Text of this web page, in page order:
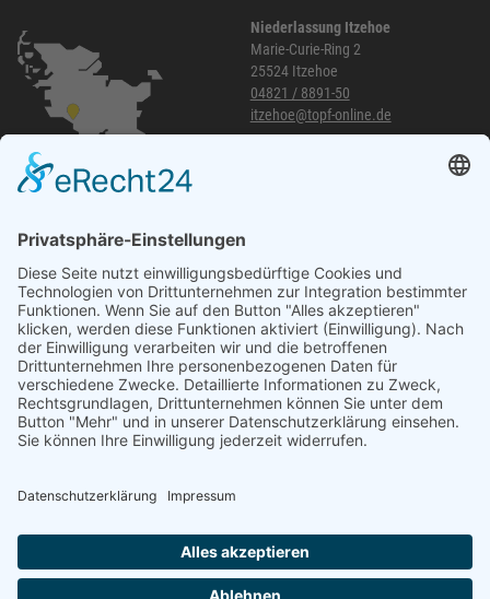
Niederlassung Itzehoe
Marie-Curie-Ring 2
25524 Itzehoe
04821 / 8891-50
itzehoe@topf-online.de
040 / 21 04 04 04-04
glinde@topf-online.de
Öffnungszeiten und mehr
Desktop-Version